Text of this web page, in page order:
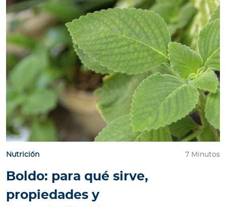
e
s
a
s
g
e
n
t
e
s
r
e
Nutrición 7 Minutos
Boldo: para qué sirve,
propiedades y